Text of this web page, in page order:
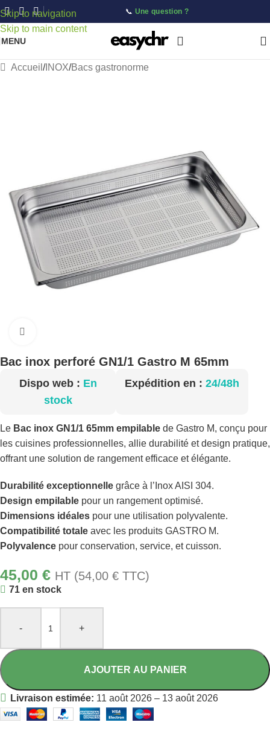
Skip to navigation
Skip to main content
📞 Une question ?
MENU
Accueil /INOX/Bacs gastronorme
Bac inox perforé GN1/1 Gastro M 65mm
Dispo web : En
stock
Expédition en : 24/48h
Le Bac inox GN1/1 65mm empilable de Gastro M, conçu pour
les cuisines professionnelles, allie durabilité et design pratique,
offrant une solution de rangement efficace et élégante.
Durabilité exceptionnelle grâce à l’Inox AISI 304.
Design empilable pour un rangement optimisé.
Dimensions idéales pour une utilisation polyvalente.
Compatibilité totale avec les produits GASTRO M.
Polyvalence pour conservation, service, et cuisson.
45,00 € HT (54,00 € TTC)
71 en stock
- +
AJOUTER AU PANIER
Livraison estimée: 11 août 2026 – 13 août 2026